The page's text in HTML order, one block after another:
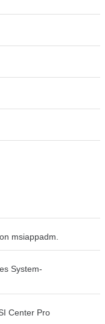
msiappadm‬.
System-
Center Pro